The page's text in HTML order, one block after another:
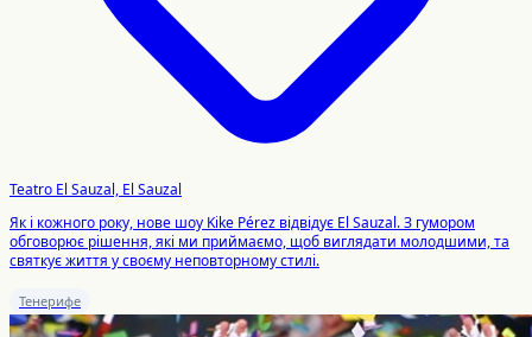
Teatro El Sauzal, El Sauzal
Як і кожного року, нове шоу Kike Pérez відвідує El Sauzal. З гумором
обговорює рішення, які ми приймаємо, щоб виглядати молодшими, та
святкує життя у своєму неповторному стилі.
Тенерифе